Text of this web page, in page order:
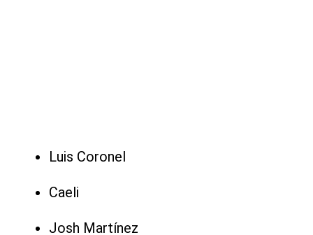
Luis Coronel
Caeli
Josh Martínez